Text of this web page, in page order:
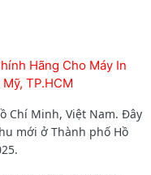
Hãng Cho Máy In
TP.HCM
Chí Minh, Việt Nam. Đây
mới ở Thành phố Hồ